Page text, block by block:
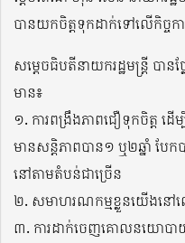
បានយកចិត្តទុកដាក់ទៅលើកិច្ច
សម្តេចធិបតីនាយករដ្ឋមន្ត្រី បាន
មាន៖
១. ការពង្រឹងភាពជឿទុកចិត្ត ដើម្
មានសន្តិភាពបាន១ ឬ២ឆ្នាំ បែក
នៅតាមតំបន់ជាច្រើន
២. សមាហរណកម្មខ្លួនយើងនៅល
៣. ការដាក់ចេញគោលនយោបា